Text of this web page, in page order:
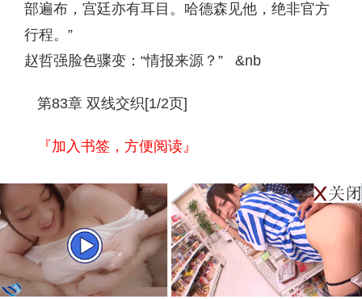
部遍布，宫廷亦有耳目。哈德森见他，绝非官方
行程。”
赵哲强脸色骤变：“情报来源？” &nb
第83章 双线交织[1/2页]
『加入书签，方便阅读』